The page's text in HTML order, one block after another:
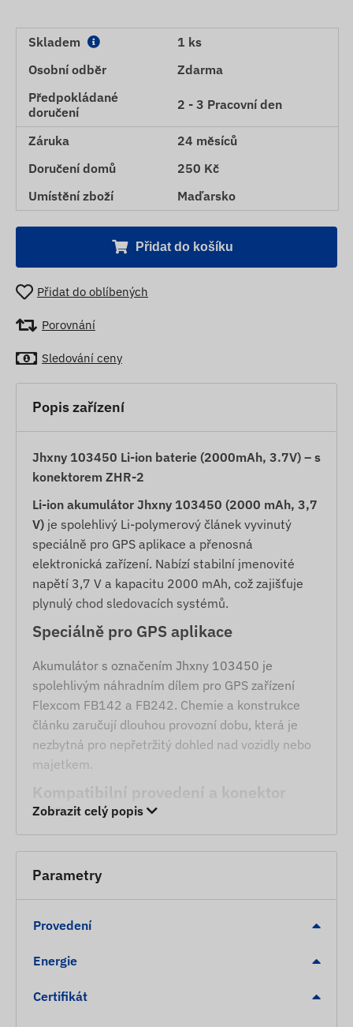
Skladem
1 ks
Osobní odběr
Zdarma
Předpokládané
doručení
2 - 3 Pracovní den
Záruka
24 měsíců
Doručení domů
250 Kč
Umístění zboží
Maďarsko
Přidat do košíku
Přidat do oblíbených
Porovnání
Sledování ceny
Popis zařízení
Jhxny 103450 Li-ion baterie (2000mAh, 3.7V) – s
konektorem ZHR-2
Li-ion akumulátor Jhxny 103450 (2000 mAh, 3,7
V) je spolehlivý Li-polymerový článek vyvinutý
speciálně pro GPS aplikace a přenosná
elektronická zařízení. Nabízí stabilní jmenovité
napětí 3,7 V a kapacitu 2000 mAh, což zajišťuje
plynulý chod sledovacích systémů.
Speciálně pro GPS aplikace
Akumulátor s označením Jhxny 103450 je
spolehlivým náhradním dílem pro GPS zařízení
Flexcom FB142 a FB242. Chemie a konstrukce
článku zaručují dlouhou provozní dobu, která je
nezbytná pro nepřetržitý dohled nad vozidly nebo
majetkem.
Kompatibilní provedení a konektor
ZHR-2
konektorem ZHR-2 (2 piny), který umožňuje
rychlou a čistou instalaci do kompatibilních
průmyslový standardní formát, díky čemuž je
senzorů.
Stabilní a bezpečný provoz
Zobrazit celý popis
Parametry
Provedení
Energie
Certifikát